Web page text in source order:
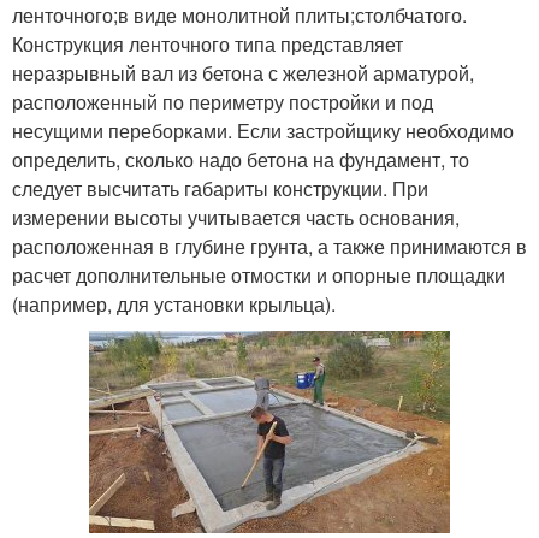
ленточного;в виде монолитной плиты;столбчатого.
Конструкция ленточного типа представляет
неразрывный вал из бетона с железной арматурой,
расположенный по периметру постройки и под
несущими переборками. Если застройщику необходимо
определить, сколько надо бетона на фундамент, то
следует высчитать габариты конструкции. При
измерении высоты учитывается часть основания,
расположенная в глубине грунта, а также принимаются в
расчет дополнительные отмостки и опорные площадки
(например, для установки крыльца).